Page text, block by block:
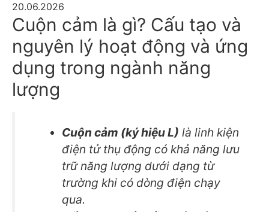
20.06.2026
Cuộn cảm là gì? Cấu tạo và
nguyên lý hoạt động và ứng
dụng trong ngành năng
lượng
Cuộn cảm (ký hiệu L) là linh kiện
điện tử thụ động có khả năng lưu
trữ năng lượng dưới dạng từ
trường khi có dòng điện chạy
qua.